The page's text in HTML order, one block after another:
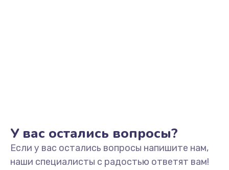
Модернизация
2100 руб.
У вас остались вопросы?
Если у вас остались вопросы напишите нам,
наши специалисты с радостью ответят вам!